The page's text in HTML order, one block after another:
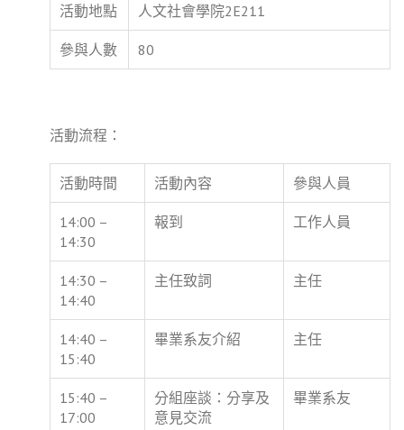
活動地點 人文社會學院2E211
參與人數 80
活動流程：
活動時間 活動內容 參與人員
14:00 –
14:30
報到 工作人員
14:30 –
14:40
主任致詞 主任
14:40 –
15:40
畢業系友介紹 主任
15:40 –
17:00
分組座談：分享及
意見交流
畢業系友